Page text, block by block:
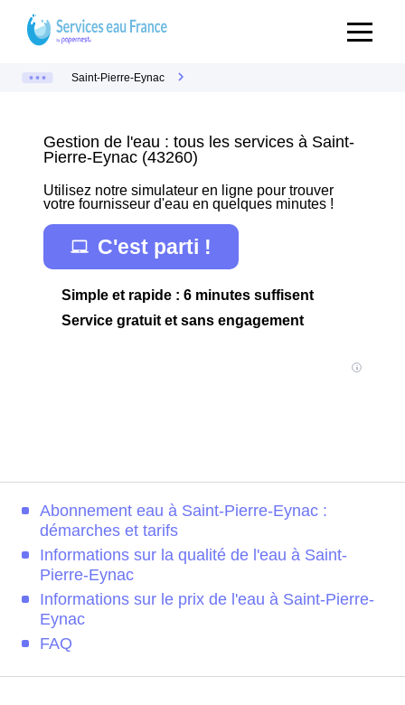
Saint-Pierre-Eynac
Gestion de l'eau : tous les services à Saint-
Pierre-Eynac (43260)
Utilisez notre simulateur en ligne pour trouver
votre fournisseur d'eau en quelques minutes !
C'est parti !
Simple et rapide : 6 minutes suffisent
Service gratuit et sans engagement
Abonnement eau à Saint-Pierre-Eynac :
démarches et tarifs
Informations sur la qualité de l'eau à Saint-
Pierre-Eynac
Informations sur le prix de l'eau à Saint-Pierre-
Eynac
FAQ